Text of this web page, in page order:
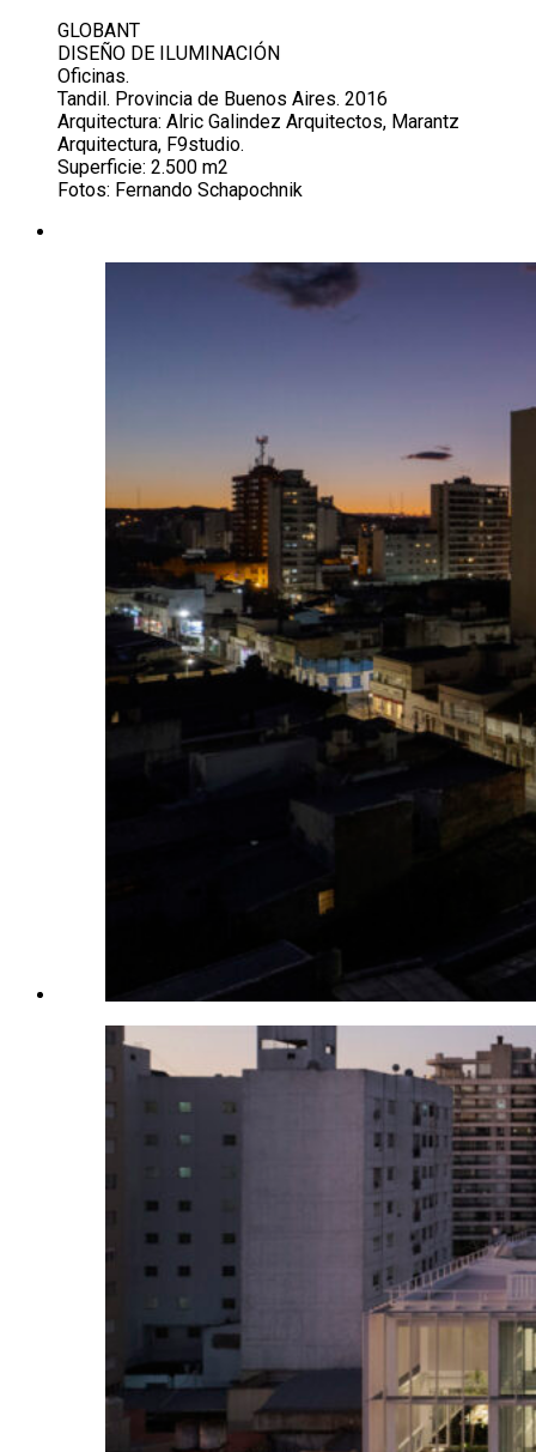
GLOBANT
DISEÑO DE ILUMINACIÓN
Oficinas.
Tandil. Provincia de Buenos Aires. 2016
Arquitectura: Alric Galindez Arquitectos, Marantz
Arquitectura, F9studio.
Superficie: 2.500 m2
Fotos: Fernando Schapochnik